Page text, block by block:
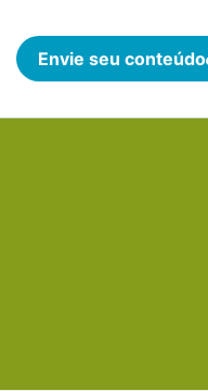
Envie seu conteúdo